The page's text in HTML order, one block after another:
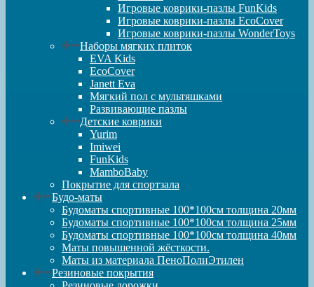
Игровые коврики-пазлы FunKids
Игровые коврики-пазлы EcoCover
Игровые коврики-пазлы WonderToys
Наборы мягких плиток
EVA Kids
EcoCover
Janett Eva
Мягкий пол с мультяшками
Развивающие пазлы
Детские коврики
Yurim
Imiwei
FunKids
MamboBaby
Покрытие для спортзала
Будо-маты
Будоматы спортивные 100*100см толщина 20мм
Будоматы спортивные 100*100см толщина 25мм
Будоматы спортивные 100*100см толщина 40мм
Маты повышенной жёсткости.
Маты из материала ПеноПолиЭтилен
Резиновые покрытия